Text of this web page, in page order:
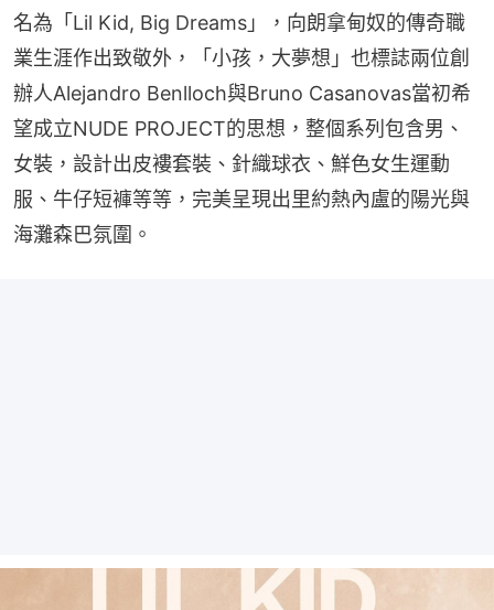
名為「Lil Kid, Big Dreams」，向朗拿甸奴的傳奇職
業生涯作出致敬外，「小孩，大夢想」也標誌兩位創
辦人Alejandro Benlloch與Bruno Casanovas當初希
望成立NUDE PROJECT的思想，整個系列包含男、
女裝，設計出皮褸套裝、針織球衣、鮮色女生運動
服、牛仔短褲等等，完美呈現出里約熱內盧的陽光與
海灘森巴氛圍。